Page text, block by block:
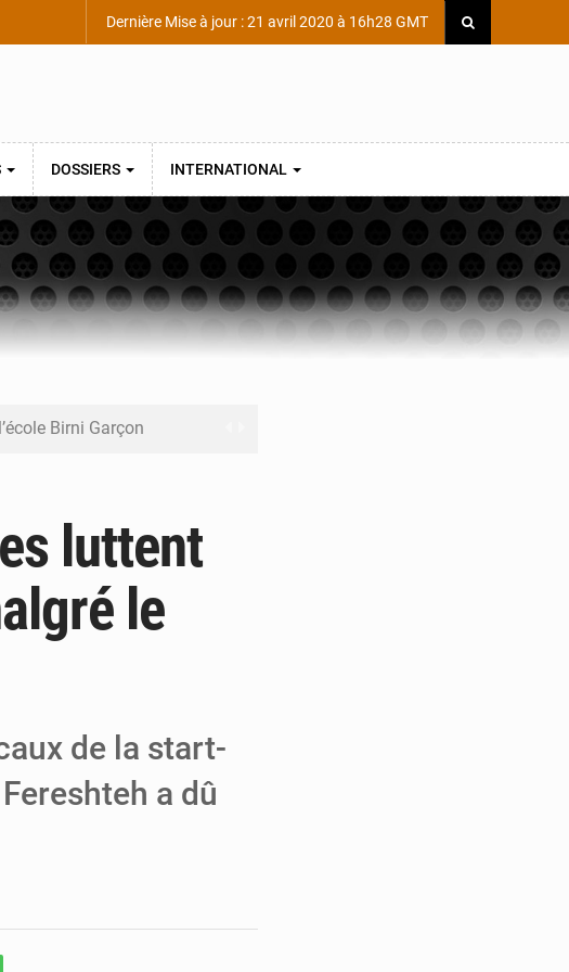
Dernière Mise à jour : 21 avril 2020 à 16h28 GMT
DOSSIERS INTERNATIONAL
Birni Garçon
de Refondation
de FCFA recouvrés par la COLDEFF
de jeu pour la paix
luttent
le
de la start-
a dû